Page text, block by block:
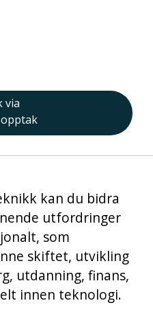
via
kan du bidra
utfordringer
som
skiftet, utvikling
utdanning, finans,
innen teknologi.